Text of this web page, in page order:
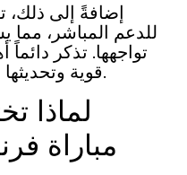
إضافةً إلى
للدعم المباشر،
تواجهها. تذكر
قوية وتحديثها بصفة دورية لحماية حسابك.
لماذا
مباراة